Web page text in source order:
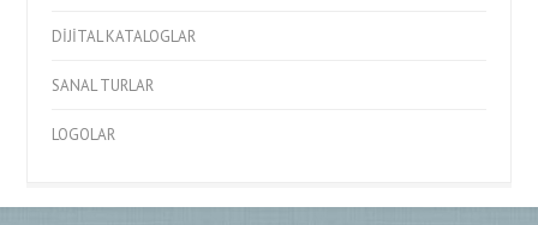
DIJITAL KATALOGLAR
SANAL TURLAR
LOGOLAR